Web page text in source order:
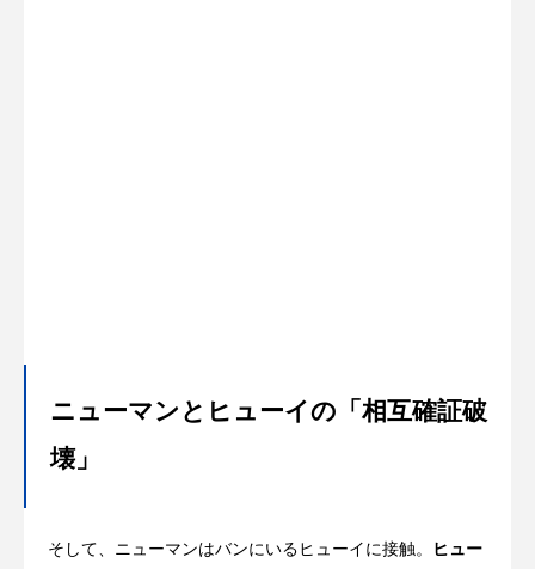
ニューマンとヒューイの「相互確証破
壊」
そして、ニューマンはバンにいるヒューイに接触。 ヒュー